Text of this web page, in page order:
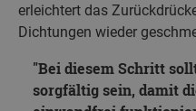
erleichtert das
Dichtungen wieder
Bei diesem Schritt
sorgfältig sein, damit